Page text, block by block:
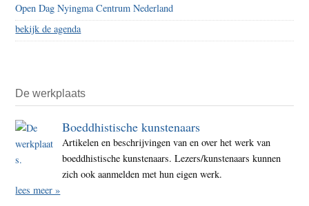
Open Dag Nyingma Centrum Nederland
bekijk de agenda
De werkplaats
Boeddhistische kunstenaars
Artikelen en beschrijvingen van en over het werk van
boeddhistische kunstenaars. Lezers/kunstenaars kunnen
zich ook aanmelden met hun eigen werk.
lees meer »